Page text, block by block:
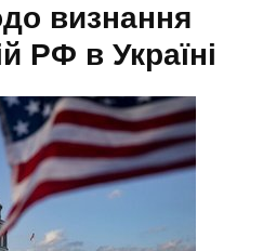
визнання
РФ в Україні